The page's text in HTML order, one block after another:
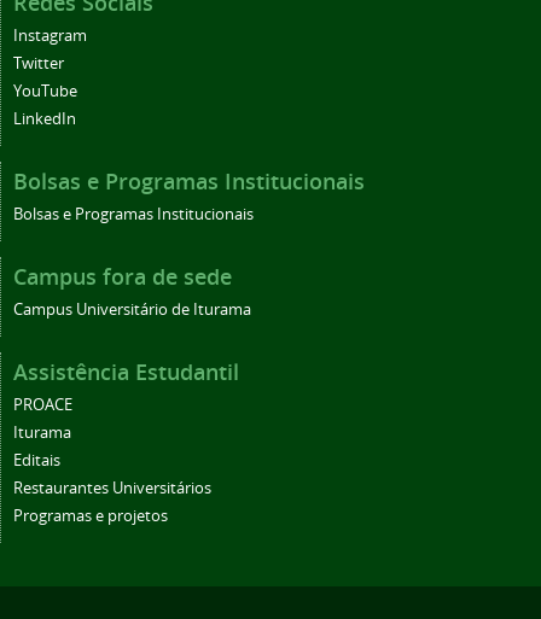
Instagram
Twitter
YouTube
LinkedIn
Bolsas e Programas Institucionais
Bolsas e Programas Institucionais
Campus fora de sede
Campus Universitário de Iturama
Assistência Estudantil
PROACE
Iturama
Editais
Restaurantes Universitários
Programas e projetos